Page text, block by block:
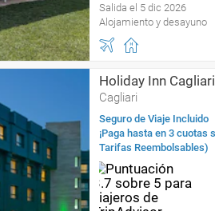
Salida el 5 dic 2026
Alojamiento y desayuno
Holiday Inn
Cagliari
Seguro de Viaje Incluido
¡Paga hasta en 3 cuotas
Tarifas Reembolsables)